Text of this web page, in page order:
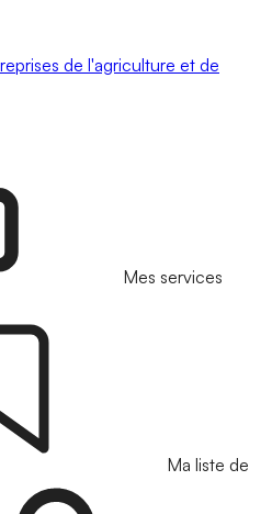
de l'agriculture et de
Mes services
Ma liste de